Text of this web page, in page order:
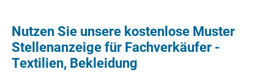
Nutzen Sie unsere kostenlose Muster
Stellenanzeige für Fachverkäufer -
Textilien, Bekleidung